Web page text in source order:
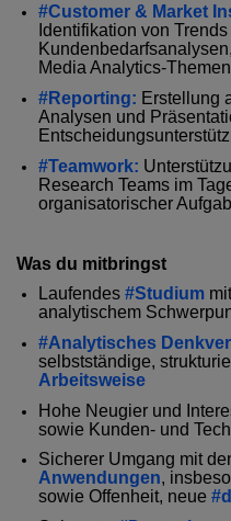
#Customer & Market
Identifikation von
Media Analytics-Themen
#Reporting: Erstellung
Analysen und
#Teamwork:
Research Teams im
organisatorischer
Was du mitbringst
Laufendes #Studium
analytischem
#Analytisches
selbstständige,
Arbeitsweise
Hohe Neugier und
sowie Kunden- und
Sicherer Umgang mit
Anwendungen,
sowie Offenheit, neue